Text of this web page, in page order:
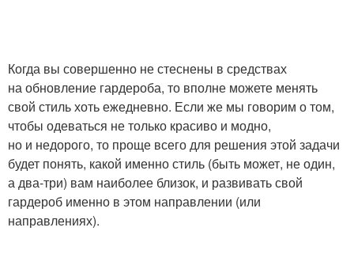
Когда вы совершенно не стеснены в средствах
на обновление гардероба, то вполне можете менять
свой стиль хоть ежедневно. Если же мы говорим о том,
чтобы одеваться не только красиво и модно,
но и недорого, то проще всего для решения этой задачи
будет понять, какой именно стиль (быть может, не один,
а два-три) вам наиболее близок, и развивать свой
гардероб именно в этом направлении (или
направлениях).